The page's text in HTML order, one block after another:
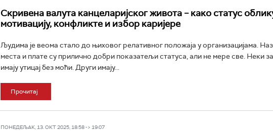
Скривена валута канцеларијског живота – како статус
мотивацију, конфликте и избор каријере
Људима је веома стало до њиховог релативног положаја у организацијама.
места и плате су прилично добри показатељи статуса, али не мере све. Неки
имају утицај без моћи. Други имају...
Прочитај
ПОНЕДЕЉАК, 13. ОКТ 2025, 18:58 -> 19:07